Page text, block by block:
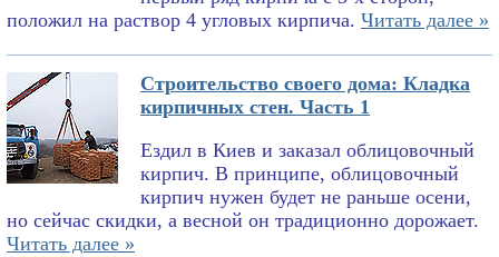
положил на раствор 4 угловых кирпича. Читать далее »
Строительство своего дома: Кладка
кирпичных стен. Часть 1
Ездил в Киев и заказал облицовочный
кирпич. В принципе, облицовочный
кирпич нужен будет не раньше осени,
но сейчас скидки, а весной он традиционно дорожает.
Читать далее »